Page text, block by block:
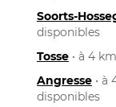
Soorts-
disponibles
Tosse • à 4
Angresse • à
disponibles